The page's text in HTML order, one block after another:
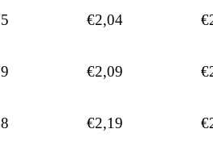
€2,04
€2,09
€2,19